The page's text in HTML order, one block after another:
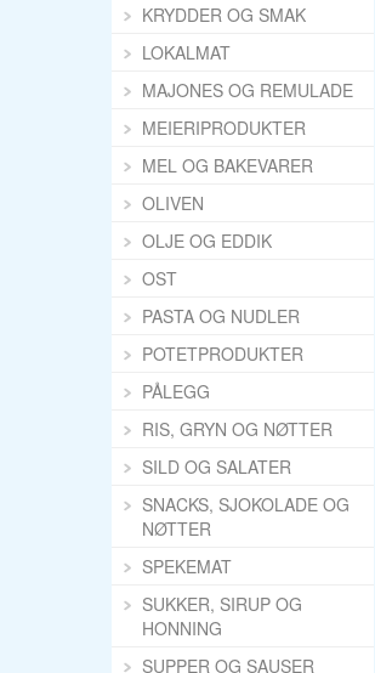
KRYDDER OG SMAK
LOKALMAT
MAJONES OG REMULADE
MEIERIPRODUKTER
MEL OG BAKEVARER
OLIVEN
OLJE OG EDDIK
OST
PASTA OG NUDLER
POTETPRODUKTER
PÅLEGG
RIS, GRYN OG NØTTER
SILD OG SALATER
SNACKS, SJOKOLADE OG
NØTTER
SPEKEMAT
SUKKER, SIRUP OG
HONNING
SUPPER OG SAUSER